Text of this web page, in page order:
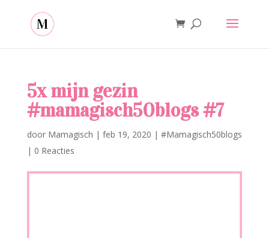
5x mijn gezin
#mamagisch50blogs #7
door Mamagisch | feb 19, 2020 | #Mamagisch50blogs
| 0 Reacties